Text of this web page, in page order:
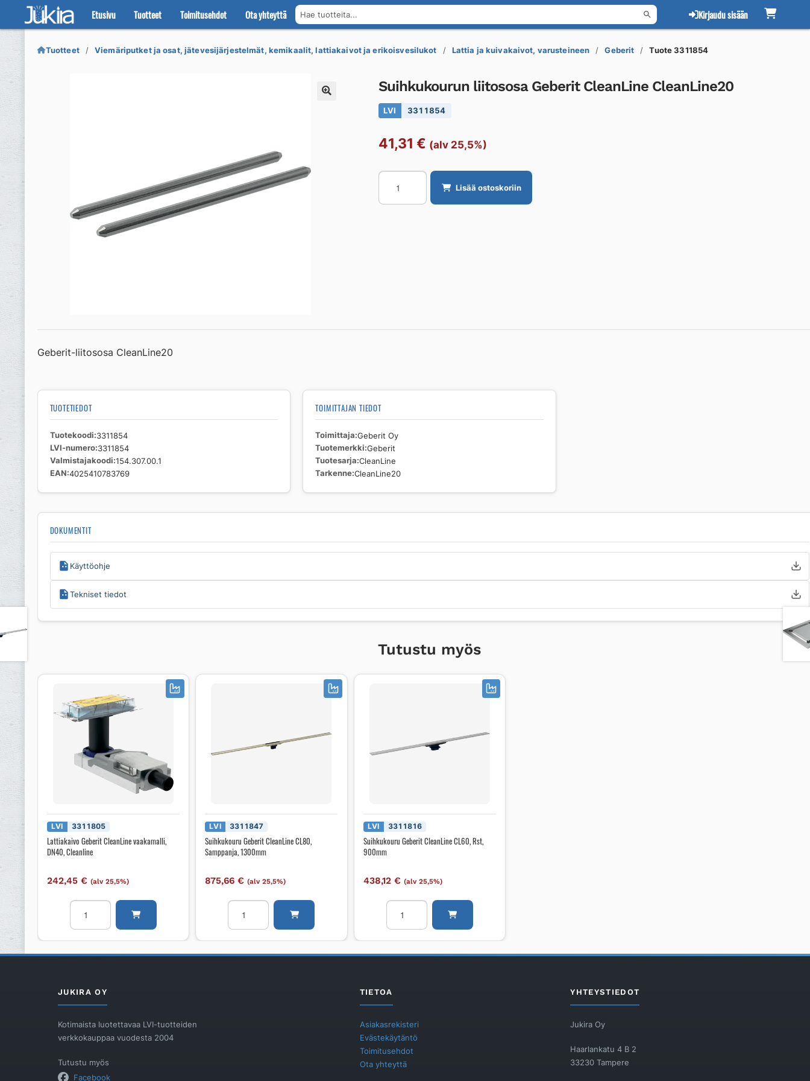
Etusivu Tuotteet Toimitusehdot Ota yhteyttä Hae tuotteita... Kirjaudu sisään
Siirry
navigointiin
Siirry
sisältöön
Tuotteet Viemäriputket ja osat, jätevesijärjestelmät, kemikaalit, lattiakaivot ja erikoisvesilukot Lattia ja kuivakaivot, varusteineen Geberit Tuote 3311854
Suihkukourun liitososa Geberit CleanLine CleanLine20
LVI 3311854
41,31 € (alv 25,5%)
Suihkukourun
liitososa
Geberit
Lisää ostoskoriin
Geberit-liitososa CleanLine20
TUOTETIEDOT
Tuotekoodi 3311854
LVI-numero 3311854
Valmistajakoodi 154.307.00.1
EAN 4025410783769
TOIMITTAJAN TIEDOT
Toimittaja Geberit Oy
Tuotemerkki Geberit
Tuotesarja CleanLine
Tarkenne CleanLine20
DOKUMENTIT
Käyttöohje
Tekniset tiedot
Tutustu myös
LVI 3311805
Lattiakaivo Geberit CleanLine vaakamalli,
DN40, Cleanline
242,45€ (alv 25,5%)
Lattiakaivo
Geberit
CleanLine
DN40,
LVI 3311847
Suihkukouru Geberit CleanLine CL80,
Samppanja, 1300mm
875,66€ (alv 25,5%)
Suihkukouru
Geberit
CleanLine
Samppanja,
LVI 3311816
Suihkukouru Geberit CleanLine CL60, Rst,
900mm
438,12 € (alv 25,5%)
Suihkukouru
Geberit
CleanLine
Rst,
JUKIRA OY
Kotimaista luotettavaa LVI-tuotteiden
verkkokauppaa vuodesta 2004
Tutustu myös
Facebook
TIETOA
Asiakasrekisteri
Evästekäytäntö
Toimitusehdot
Ota yhteyttä
YHTEYSTIEDOT
Jukira Oy
Haarlankatu 4 B 2
33230 Tampere